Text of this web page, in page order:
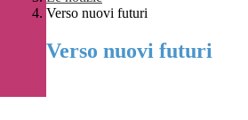
Verso nuovi futuri
Verso nuovi futuri